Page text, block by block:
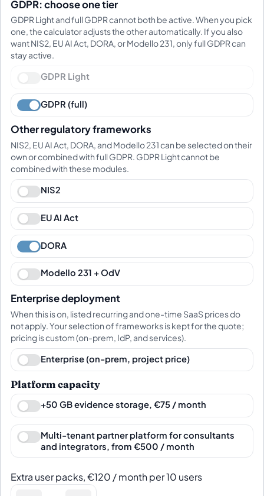
GDPR: choose one tier
GDPR Light and full GDPR cannot both be active. When you pick
one, the calculator adjusts the other automatically. If you also
want NIS2, EU AI Act, DORA, or Modello 231, only full GDPR can
stay active.
GDPR Light
GDPR (full)
Other regulatory frameworks
NIS2, EU AI Act, DORA, and Modello 231 can be selected on their
own or combined with full GDPR. GDPR Light cannot be
combined with these modules.
NIS2
EU AI Act
DORA
Modello 231 + OdV
Enterprise deployment
When this is on, listed recurring and one-time SaaS prices do
not apply. Your selection of frameworks is kept for the quote;
pricing is custom (on-prem, IdP, and services).
Enterprise (on-prem, project price)
Platform capacity
+50 GB evidence storage, €75 / month
Multi-tenant partner platform for consultants
and integrators, from €500 / month
Extra user packs, €120 / month per 10 users